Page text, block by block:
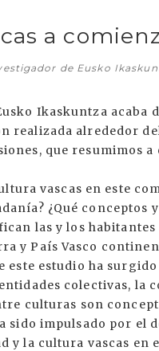
a
de Eusko
Ikaskuntza acaba
realizada alrededor
que resumimos
vascas en este
¿Qué conceptos
las y los
y País Vasco
estudio ha
colectivas, la
culturas son
sido impulsado por el
y la cultura vascas en